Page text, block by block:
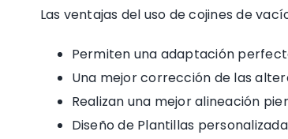
Las ventajas del uso de cojines de
Permiten una adaptación
Una mejor corrección de las
Realizan una mejor alineación
Diseño de Plantillas